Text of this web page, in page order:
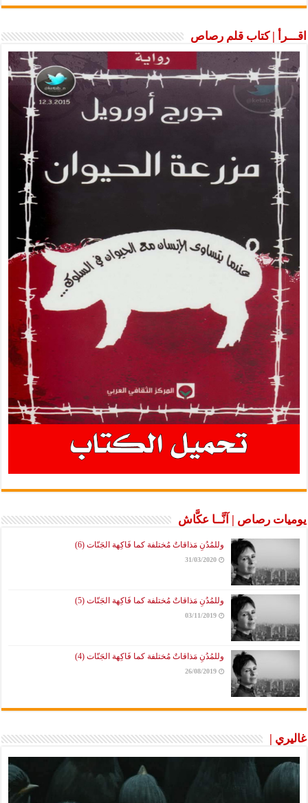
اقـــرأ | كتاب قلم رصاص
يوميات رصاص | آنَّــا عكَّاش
وللمُدُنِ مَذاقاتٌ مُختلفة كما فَاكِهة الجَنّات (6)
31/03/2020
وللمُدُنِ مَذاقاتٌ مُختلفة كما فَاكِهة الجَنّات (5)
03/11/2019
وللمُدُنِ مَذاقاتٌ مُختلفة كما فَاكِهة الجَنّات (4)
26/08/2019
غاليري |